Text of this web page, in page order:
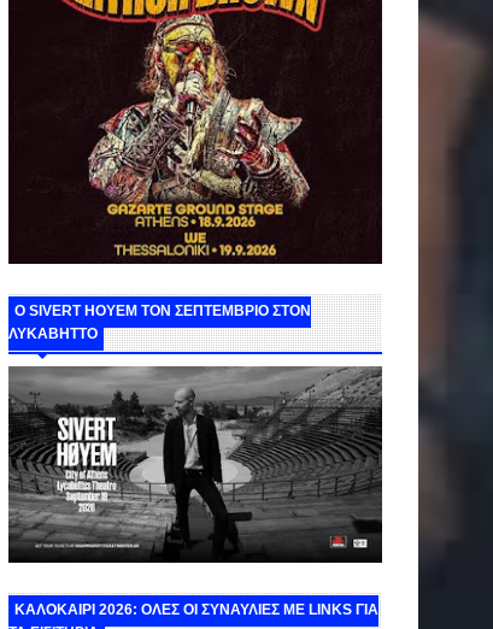
Ο SIVERT HOYEM ΤΟΝ ΣΕΠΤΕΜΒΡΙΟ ΣΤΟΝ
ΛΥΚΑΒΗΤΤΟ
ΚΑΛΟΚΑΙΡΙ 2026: ΟΛΕΣ ΟΙ ΣΥΝΑΥΛΙΕΣ ΜΕ LINKS ΓΙΑ